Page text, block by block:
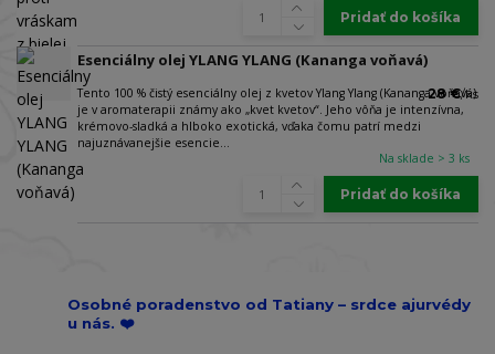
Pridať do košíka
Esenciálny olej YLANG YLANG (Kananga voňavá)
Tento 100 % čistý esenciálny olej z kvetov Ylang Ylang (Kananga voňavá)
je v aromaterapii známy ako „kvet kvetov“. Jeho vôňa je intenzívna,
krémovo-sladká a hlboko exotická, vďaka čomu patrí medzi
najuznávanejšie esencie...
28 €/ks
Na sklade > 3 ks
Pridať do košíka
Osobné poradenstvo od Tatiany – srdce ajurvédy
u nás. ❤️